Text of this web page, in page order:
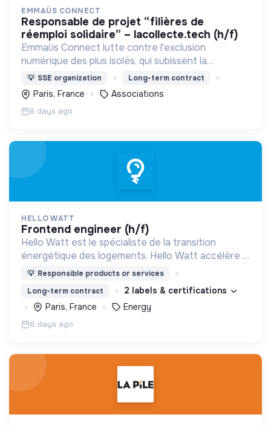
EMMAÜS CONNECT
responsable de projet “filières de
réemploi solidaire” – lacollecte.tech (h/f)
Emmaüs Connect lutte contre l'exclusion
numérique des plus isolés, qui subissent la
dématérialisation de la plupart des services du
quotidien.
💡 SSE organization Long-term contract
Paris, France Associations
8 days ago
HELLO WATT
frontend engineer (h/f)
Hello Watt est le spécialiste de la transition
énergétique des logements. Hello Watt accélère la
transition énergétique en la rendant plus simple,
💡 Responsible products or services
Long-term contract
2 labels & certifications
Paris, France
Energy
6 days ago